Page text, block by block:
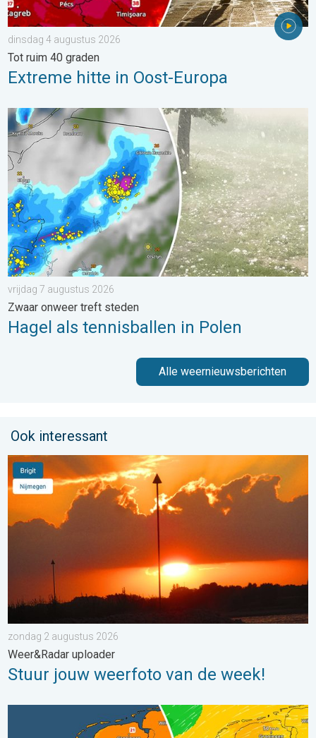
dinsdag 4 augustus 2026
Tot ruim 40 graden
Extreme hitte in Oost-Europa
Hagel als tennisballen in Polen. Zwaar onweer treft steden. . .
vrijdag 7 augustus 2026
Zwaar onweer treft steden
Hagel als tennisballen in Polen
Alle weernieuwsberichten
Ook interessant
Stuur jouw weerfoto van de week!. Weer&Radar uploader. . .
zondag 2 augustus 2026
Weer&Radar uploader
Stuur jouw weerfoto van de week!
Koeler weer op komst. Maxima onder 25 graden. . . dinsdag